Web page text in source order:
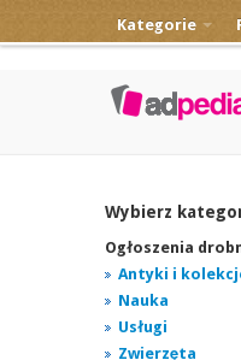
Kategorie
Wybierz
Ogłoszenia
Antyki i
Nauka
Usługi
Zwierzęta